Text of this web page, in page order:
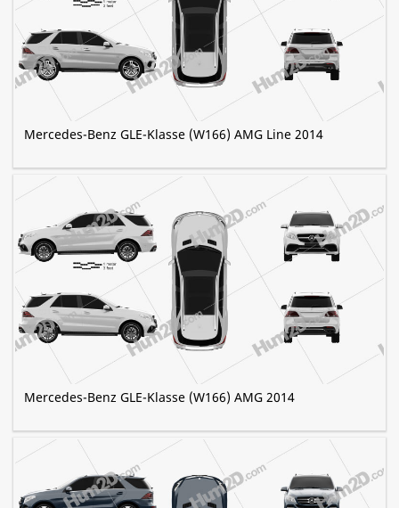
Mercedes-Benz GLE-Klasse (W166) AMG Line 2014
Mercedes-Benz GLE-Klasse (W166) AMG 2014